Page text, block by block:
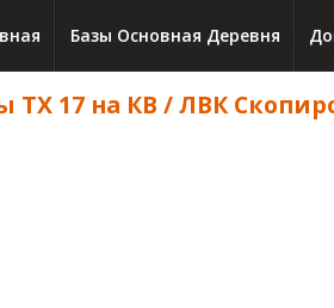
Базы Основная Деревня
ТХ 17 на КВ / ЛВК